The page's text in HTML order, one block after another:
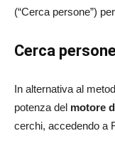
(“Cerca persone”)
Cerca
In alternativa al
potenza del motore
cerchi, accedendo a